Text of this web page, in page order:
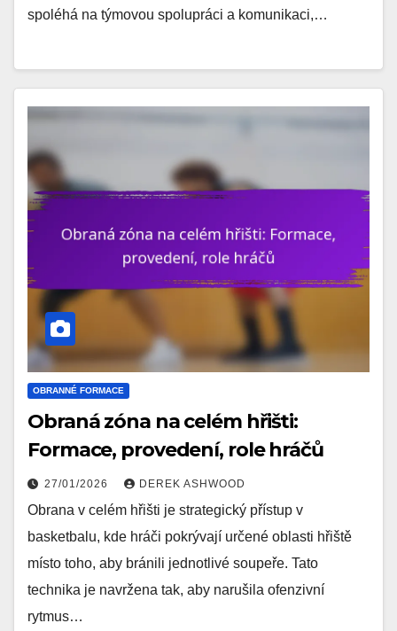
spoléhá na týmovou spolupráci a komunikaci,…
OBRANNÉ FORMACE
Obraná zóna na celém hřišti:
Formace, provedení, role hráčů
27/01/2026 DEREK ASHWOOD
Obrana v celém hřišti je strategický přístup v
basketbalu, kde hráči pokrývají určené oblasti hřiště
místo toho, aby bránili jednotlivé soupeře. Tato
technika je navržena tak, aby narušila ofenzivní
rytmus…